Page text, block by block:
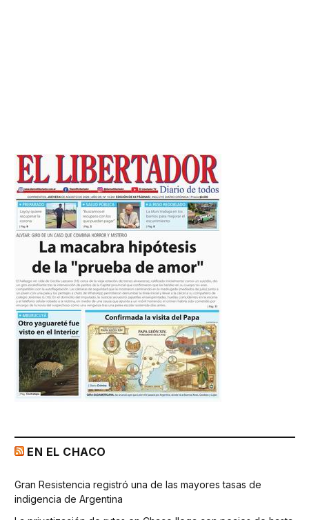
EN EL CHACO
Gran Resistencia registró una de las mayores tasas de
indigencia de Argentina